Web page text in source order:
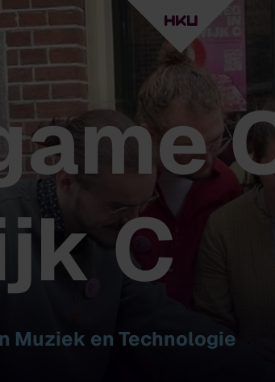
C
Muziek en Technologie